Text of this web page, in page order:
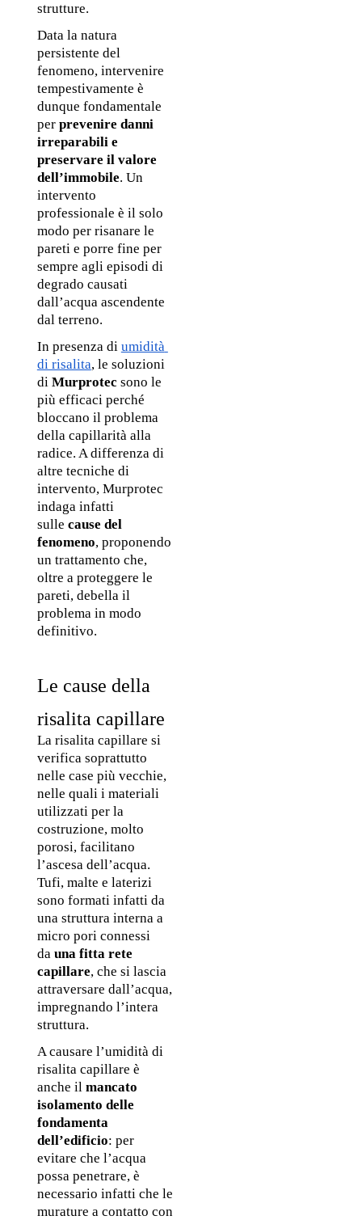
strutture.
Data la natura
persistente del
fenomeno, intervenire
tempestivamente è
dunque fondamentale
per prevenire danni
irreparabili e
preservare il valore
dell’immobile. Un
intervento
professionale è il solo
modo per risanare le
pareti e porre fine per
sempre agli episodi di
degrado causati
dall’acqua ascendente
dal terreno.
In presenza di umidità
di risalita, le soluzioni
di Murprotec sono le
più efficaci perché
bloccano il problema
della capillarità alla
radice. A differenza di
altre tecniche di
intervento, Murprotec
indaga infatti
sulle cause del
fenomeno, proponendo
un trattamento che,
oltre a proteggere le
pareti, debella il
problema in modo
definitivo.
Le cause della
risalita capillare
La risalita capillare si
verifica soprattutto
nelle case più vecchie,
nelle quali i materiali
utilizzati per la
costruzione, molto
porosi, facilitano
l’ascesa dell’acqua.
Tufi, malte e laterizi
sono formati infatti da
una struttura interna a
micro pori connessi
da una fitta rete
capillare, che si lascia
attraversare dall’acqua,
impregnando l’intera
struttura.
A causare l’umidità di
risalita capillare è
anche il mancato
isolamento delle
fondamenta
dell’edificio: per
evitare che l’acqua
possa penetrare, è
necessario infatti che le
murature a contatto con